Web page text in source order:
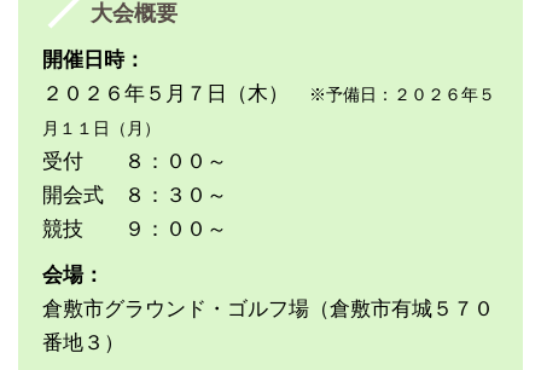
大会概要
開催日時：
２０２６年５月７日（木）
※予備日：２０２６年５
月１１日（月）
受付 ８：００～
開会式 ８：３０～
競技 ９：００～
会場：
倉敷市グラウンド・ゴルフ場（倉敷市有城５７０
番地３）